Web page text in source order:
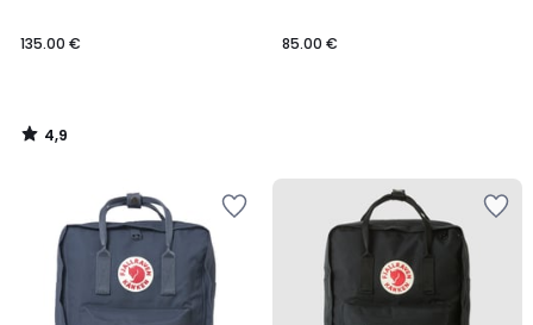
135.00 €
4,9
/
85.00 €